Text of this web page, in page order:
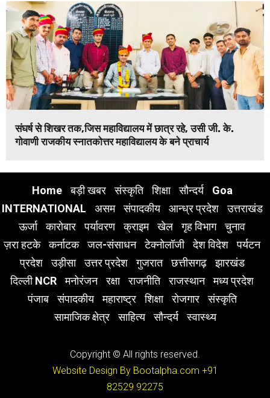
संघर्ष से शिखर तक,जिस महाविद्यालय में छात्र रहे, उसी जी. के.
गोवाणी राजकीय स्नातकोत्तर महाविद्यालय के बने प्राचार्य
Home बड़ी खबर संस्कृति शिक्षा सौन्दर्य
Goa
INTERNATIONAL
असम संपादकीय आन्ध्र प्रदेश
उत्तराखंड
ऊर्जा
कारोबार पर्यावरण क्राइम खेल गृह विभाग
चुनाव
ज़रा हटके
कर्नाटक जल-संसाधन टेक्नोलॉजी देश विदेश
पर्यटन
प्रदेश
उड़ीसा उत्तर प्रदेश गुजरात छत्तीसगढ़
झारखंड
दिल्ली NCR
मनोरंजन रक्षा राजनीति राजस्थान
मध्य प्रदेश
पंजाब
संपादकीय महाराष्ट्र शिक्षा रोजगार
संस्कृति
सामाजिक क्षेत्र
साहित्य सौन्दर्य स्वास्थ्य
Copyright © All rights reserved.
Website Design By Bootalpha.com +91
82529 92275